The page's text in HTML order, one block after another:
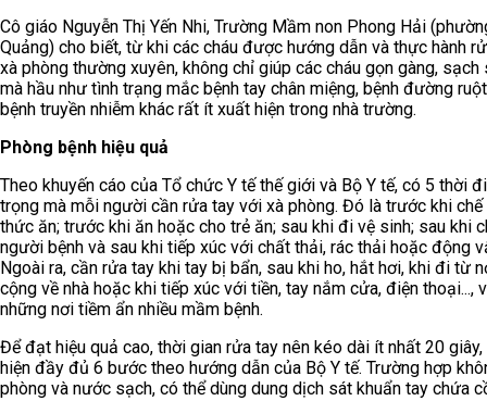
Cô giáo Nguyễn Thị Yến Nhi, Trường Mầm non Phong Hải
Quảng) cho biết, từ khi các cháu được hướng dẫn và thực hành
xà phòng thường xuyên, không chỉ giúp các cháu gọn gàng, sạch
mà hầu như tình trạng mắc bệnh tay chân miệng, bệnh đường
bệnh truyền nhiễm khác rất ít xuất hiện trong nhà trường.
Phòng bệnh hiệu quả
Theo khuyến cáo của Tổ chức Y tế thế giới và Bộ Y tế, có 5 thời
trọng mà mỗi người cần rửa tay với xà phòng. Đó là trước khi chế
thức ăn; trước khi ăn hoặc cho trẻ ăn; sau khi đi vệ sinh; sau khi
người bệnh và sau khi tiếp xúc với chất thải, rác thải hoặc động
Ngoài ra, cần rửa tay khi tay bị bẩn, sau khi ho, hắt hơi, khi đi từ
cộng về nhà hoặc khi tiếp xúc với tiền, tay nắm cửa, điện thoại...,
những nơi tiềm ẩn nhiều mầm bệnh.
Để đạt hiệu quả cao, thời gian rửa tay nên kéo dài ít nhất 20
hiện đầy đủ 6 bước theo hướng dẫn của Bộ Y tế. Trường hợp
phòng và nước sạch, có thể dùng dung dịch sát khuẩn tay chứa